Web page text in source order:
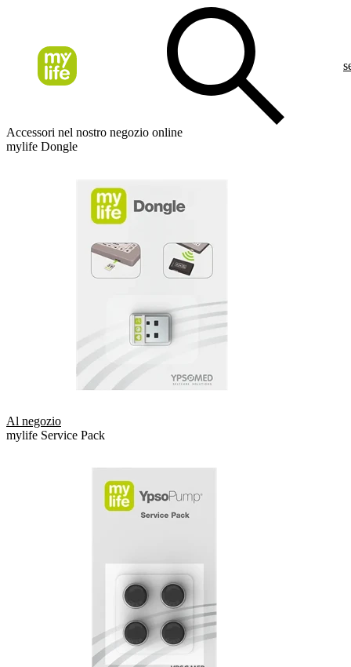
Accessori nel nostro negozio online
mylife Dongle
Al negozio
mylife Service Pack